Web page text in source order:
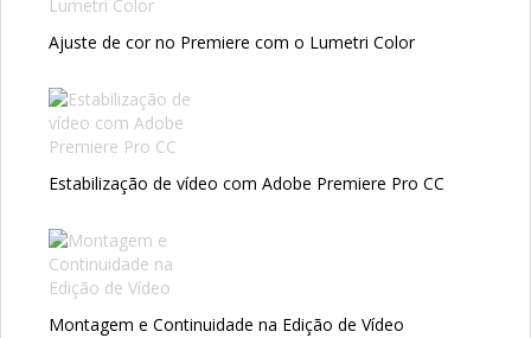
Ajuste de cor no Premiere com o Lumetri Color
Estabilização de vídeo com Adobe Premiere Pro CC
Montagem e Continuidade na Edição de Vídeo